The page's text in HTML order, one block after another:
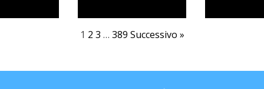
1 2 3 … 389 Successivo »